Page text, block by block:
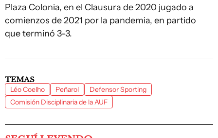
Plaza Colonia, en el Clausura de 2020 jugado a
comienzos de 2021 por la pandemia, en partido
que terminó 3-3.
TEMAS
Léo Coelho Peñarol
Defensor Sporting
Comisión Disciplinaria de la AUF